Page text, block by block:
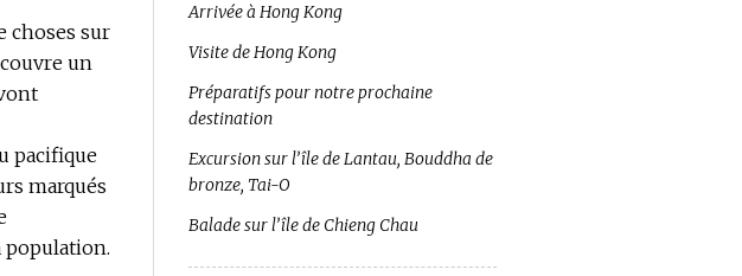
choses sur
un
pacifique
marqués
population.
Arrivée à Hong Kong
Visite de Hong Kong
Préparatifs pour notre prochaine
destination
Excursion sur l’île de Lantau, Bouddha de
bronze, Tai-O
Balade sur l’île de Chieng Chau